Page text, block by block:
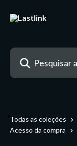
Pesquisar artigos...
Todas as coleções
Acesso da compra